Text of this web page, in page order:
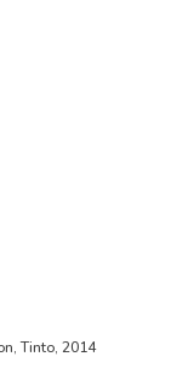
Tinto, 2014